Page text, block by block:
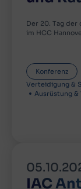
Der 20. Tag
im HCC
Konferenz
Verteidigung &
Ausrüstung &
IAC